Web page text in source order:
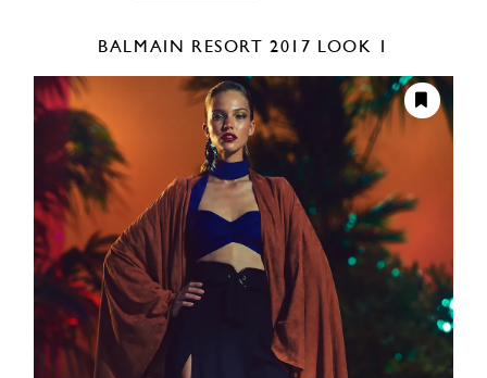
BALMAIN RESORT 2017 LOOK 1